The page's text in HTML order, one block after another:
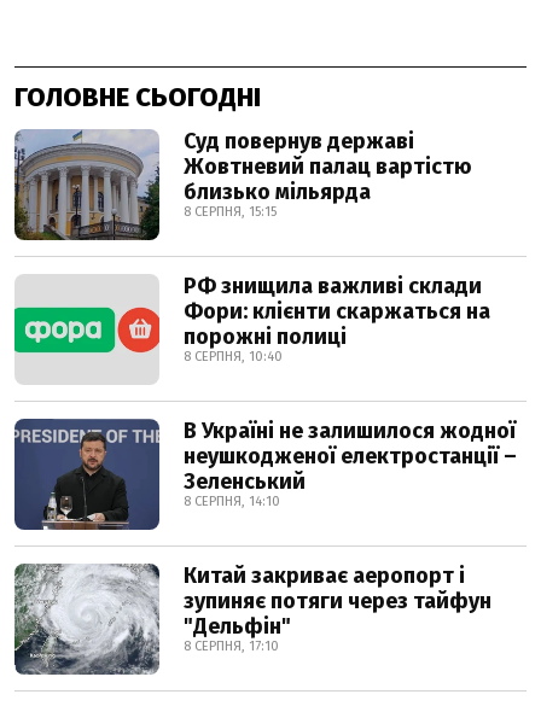
ГОЛОВНЕ СЬОГОДНІ
Суд повернув державі
Жовтневий палац вартістю
близько мільярда
8 СЕРПНЯ, 15:15
РФ знищила важливі склади
Фори: клієнти скаржаться на
порожні полиці
8 СЕРПНЯ, 10:40
В Україні не залишилося жодної
неушкодженої електростанції –
Зеленський
8 СЕРПНЯ, 14:10
Китай закриває аеропорт і
зупиняє потяги через тайфун
"Дельфін"
8 СЕРПНЯ, 17:10